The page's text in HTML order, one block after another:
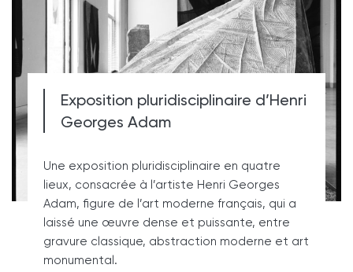
Exposition pluridisciplinaire d’Henri
Georges Adam
Une exposition pluridisciplinaire en quatre
lieux, consacrée à l’artiste Henri Georges
Adam, figure de l’art moderne français, qui a
laissé une œuvre dense et puissante, entre
gravure classique, abstraction moderne et art
monumental.